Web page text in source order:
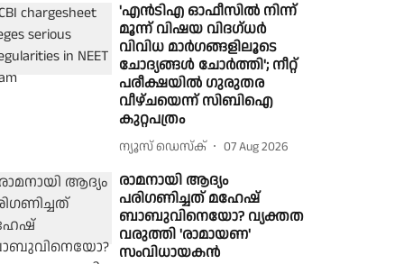
'എൻടിഎ ഓഫീസിൽ നിന്ന്
മൂന്ന് വിഷയ വിദഗ്ധർ
വിവിധ മാർഗങ്ങളിലൂടെ
ചോദ്യങ്ങൾ ചോർത്തി'; നീറ്റ്
പരീക്ഷയിൽ ഗുരുതര
വീഴ്ചയെന്ന് സിബിഐ
കുറ്റപത്രം
ന്യൂസ് ഡെസ്ക് 07 Aug 2026
രാമനായി ആദ്യം
പരിഗണിച്ചത് മഹേഷ്
ബാബുവിനെയോ? വ്യക്തത
വരുത്തി 'രാമായണ'
സംവിധായകൻ